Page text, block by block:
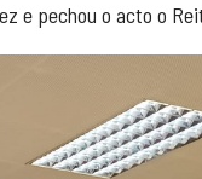
e pechou o acto o